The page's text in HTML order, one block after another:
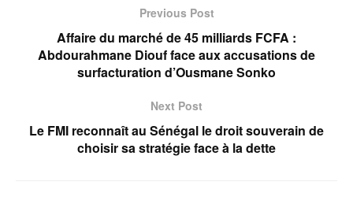
Previous Post
Affaire du marché de 45 milliards FCFA :
Abdourahmane Diouf face aux accusations de
surfacturation d’Ousmane Sonko
Next Post
Le FMI reconnaît au Sénégal le droit souverain de
choisir sa stratégie face à la dette